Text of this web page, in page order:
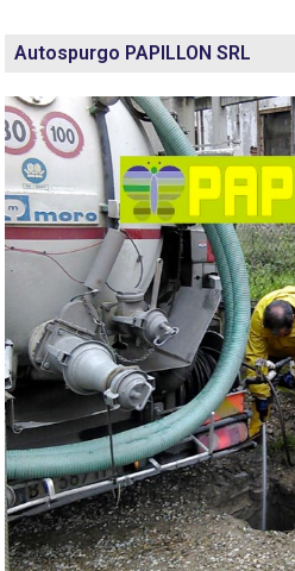
Autospurgo PAPILLON SRL